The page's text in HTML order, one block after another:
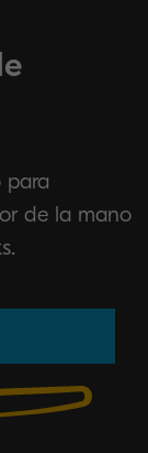
para
de la mano